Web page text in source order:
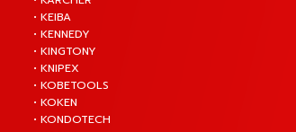
• KEIBA
• KENNEDY
• KINGTONY
• KNIPEX
• KOBETOOLS
• KOKEN
• KONDOTECH